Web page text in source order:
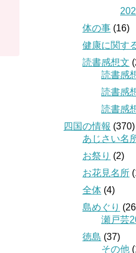
体の事 (16)
健康に関す
読書感想文
読書感
読書感
読書感
四国の情報 (370)
あじさい名
お祭り (2)
お花見名所
全体 (4)
島めぐり
瀬戸芸
徳島 (37)
その他